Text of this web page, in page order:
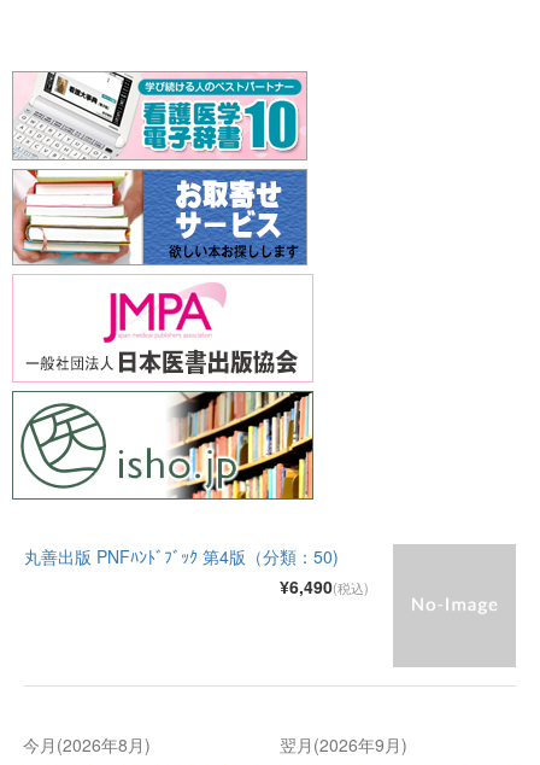
丸善出版 PNFﾊﾝﾄﾞﾌﾞｯｸ 第4版（分類：50)
¥6,490(税込)
今月(2026年8月)
翌月(2026年9月)